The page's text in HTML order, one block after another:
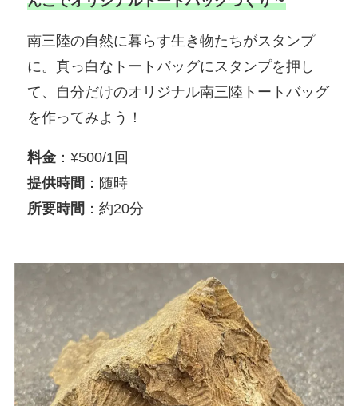
南三陸の自然に暮らす生き物たちがスタンプ
に。真っ白なトートバッグにスタンプを押し
て、自分だけのオリジナル南三陸トートバッグ
を作ってみよう！
料金 ：¥500/1回
提供時間 ：随時
所要時間 ：約20分